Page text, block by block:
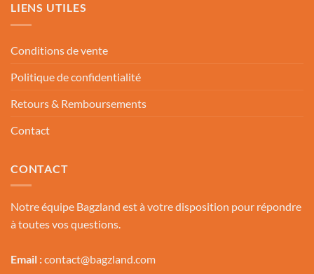
LIENS UTILES
Conditions de vente
Politique de confidentialité
Retours & Remboursements
Contact
CONTACT
Notre équipe Bagzland est à votre disposition pour répondre
à toutes vos questions.
Email :contact@bagzland.com